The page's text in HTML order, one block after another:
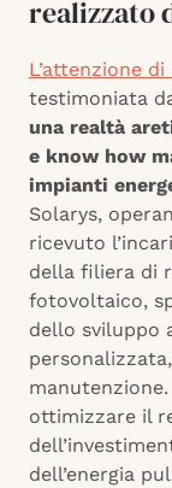
realizzato
L’attenzione
testimoniata
una realtà
e know how
impianti
Solarys,
ricevuto
della filiera di
fotovoltaico,
dello sviluppo
ottimizzare il
dell’energia